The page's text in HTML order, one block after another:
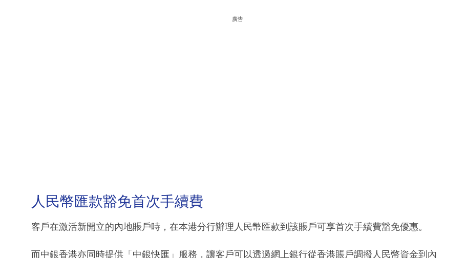
廣告
人民幣匯款豁免首次手續費
客戶在激活新開立的內地賬戶時，在本港分行辦理人民幣匯款到該賬戶可享首次手續費豁免優惠。
而中銀香港亦同時提供「中銀快匯」服務，讓客戶可以透過網上銀行從香港賬戶調撥人民幣資金到內